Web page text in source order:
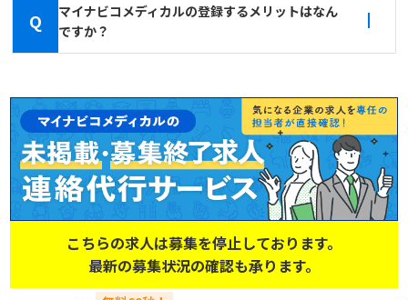
Q
マイナビコメディカルの登録するメリットはなん
ですか？
こちらの求人は募集を停止しております。
最新の募集状況の確認も承ります。